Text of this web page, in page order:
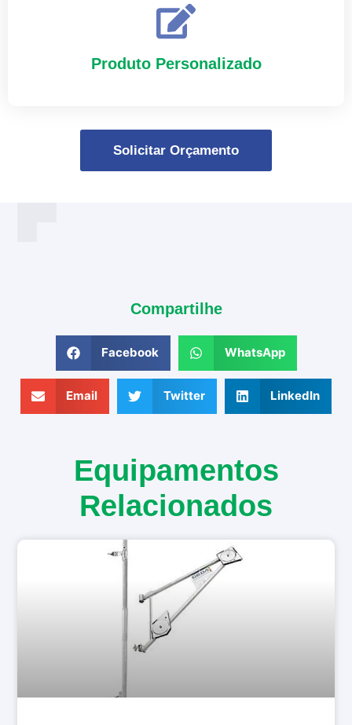
Produto Personalizado
Solicitar Orçamento
Compartilhe
Facebook WhatsApp
Email Twitter LinkedIn
Equipamentos
Relacionados